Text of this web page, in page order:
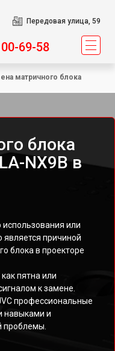
Передовая улица, 59
69-58
матричного блока
блока
NX9B в
использования или
причиной
блока в проекторе
пятна или
к замене.
профессиональные
навыками и
проблемы.